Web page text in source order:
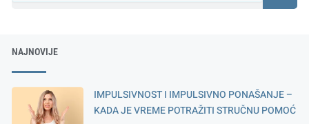
NAJNOVIJE
IMPULSIVNOST I IMPULSIVNO PONAŠANJE –
KADA JE VREME POTRAŽITI STRUČNU POMOĆ